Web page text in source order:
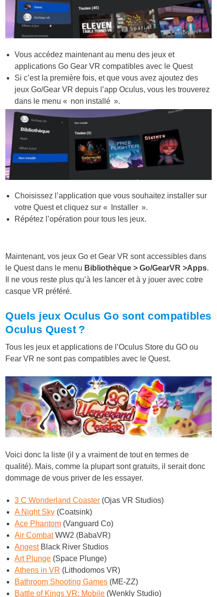
Vous accédez maintenant au menu des jeux et
applications Go Gear VR compatibles avec le Quest
Si c’est la première fois, et que vous avez ajoutez des
jeuxGo/Gear VRdepuis l’app Oculus, vous les trouverez
dans le menu « non installé ».
Choisissez l’application que vous souhaitez installer sur
votre Quest et cliquez sur «
Installer ».
Répétez l’opération pour tous les jeux.
Maintenant, vos jeux Go et Gear VR sont accessibles dans
le Quest dans le menu Bibliothèque > Go/GearVR >Apps.
Il ne vous reste plus qu’à les lancer et à y jouer avec cotre
casque VR préféré.
Quels jeux Oculus Go sont compatibles
Oculus Quest ?
Tous les jeux et applications de l’Oculus Store du GO ou
Fear VR ne sont pas compatibles avec le Quest.
Voici donc la liste (il y a vraiment de tout en termes de
qualité). Mais, comme la plupart sont gratuits, il serait donc
dommage de vous priver de les essayer.
3 C Wonderland Coaster (Ojas VR Studios)
A Night Sky (Coatsink)
Ace Phantom (Vanguard Co)
Air CombatWW2 (BabaVR)
AngestBlack River Studios
Art Plunge (Space Plunge)
Athens in VR (Lithodomos VR)
Bathroom Shooting Games (ME-ZZ)
Battle of Kings VR: Mobile (Wenkly Studio)